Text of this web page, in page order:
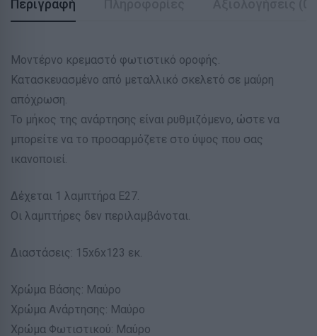
Περιγραφή
Μοντέρνο κρεμαστό φωτιστικό οροφής.
Κατασκευασμένο από μεταλλικό σκελετό σε μαύρη
απόχρωση.
Το μήκος της ανάρτησης είναι ρυθμιζόμενο, ώστε να
μπορείτε να το προσαρμόζετε στο ύψος που σας
ικανοποιεί.
Δέχεται 1 λαμπτήρα E27.
Οι λαμπτήρες δεν περιλαμβάνοται.
Διαστάσεις: 15x6x123 εκ.
Χρώμα Βάσης: Μαύρο
Χρώμα Ανάρτησης: Μαύρο
Χρώμα Φωτιστικού: Μαύρο